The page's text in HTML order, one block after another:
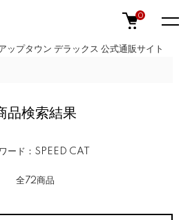
プタウン デラックス 公式通販サイト
0
品検索結果
ード：SPEED CAT
全72商品